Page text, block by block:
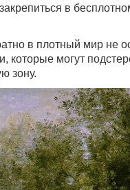
в
в плотный мир не
могут
зону.